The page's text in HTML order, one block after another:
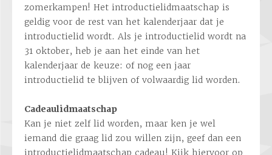
zomerkampen! Het introductielidmaatschap is
geldig voor de rest van het kalenderjaar dat je
introductielid wordt. Als je introductielid wordt na
31 oktober, heb je aan het einde van het
kalenderjaar de keuze: of nog een jaar
introductielid te blijven of volwaardig lid worden.
Cadeaulidmaatschap
Kan je niet zelf lid worden, maar ken je wel
iemand die graag lid zou willen zijn, geef dan een
introductielidmaatschap cadeau! Kijk hiervoor op